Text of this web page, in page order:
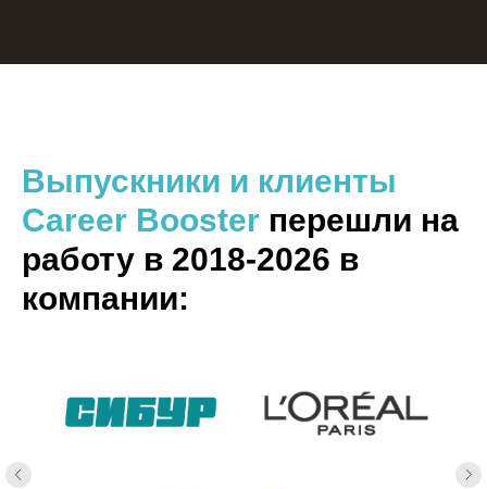
Выпускники и клиенты
Career Booster перешли на
работу в 2018-2026 в
компании: